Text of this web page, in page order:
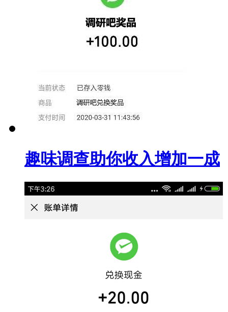
趣味调查助你收入增加一成